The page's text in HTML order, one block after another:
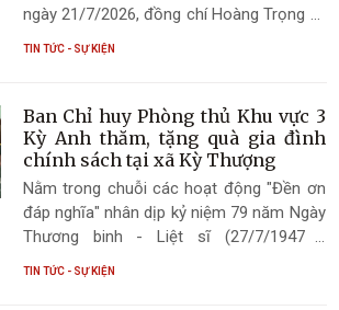
ngày 21/7/2026, đồng chí Hoàng Trọng Lý
người có công với cách mạng có hoàn
cảnh khó khăn trên địa bàn xã.
TIN TỨC - SỰ KIỆN
Ban Chỉ huy Phòng thủ Khu vực 3
Kỳ Anh thăm, tặng quà gia đình
chính sách tại xã Kỳ Thượng
Nằm trong chuỗi các hoạt động "Đền ơn
đáp nghĩa" nhân dịp kỷ niệm 79 năm Ngày
Thương binh - Liệt sĩ (27/7/1947 -
TIN TỨC - SỰ KIỆN